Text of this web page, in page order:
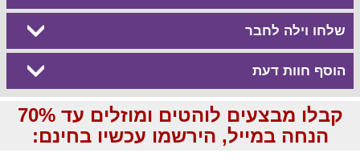
שלחו וילה לחבר
הוסף חוות דעת
קבלו מבצעים לוהטים ומוזלים עד 70%
הנחה במייל, הירשמו עכשיו בחינם: